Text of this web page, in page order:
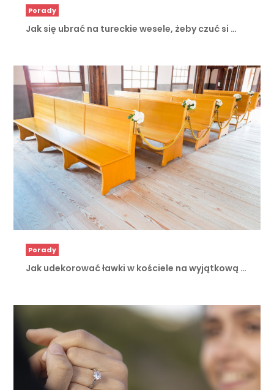
Porady
Jak się ubrać na tureckie wesele, żeby czuć si …
Porady
Jak udekorować ławki w kościele na wyjątkową …